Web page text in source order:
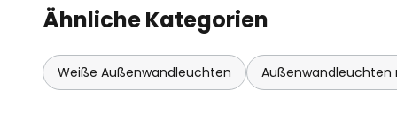
Ähnliche Kategorien
Weiße Außenwandleuchten Außenwandleuchten